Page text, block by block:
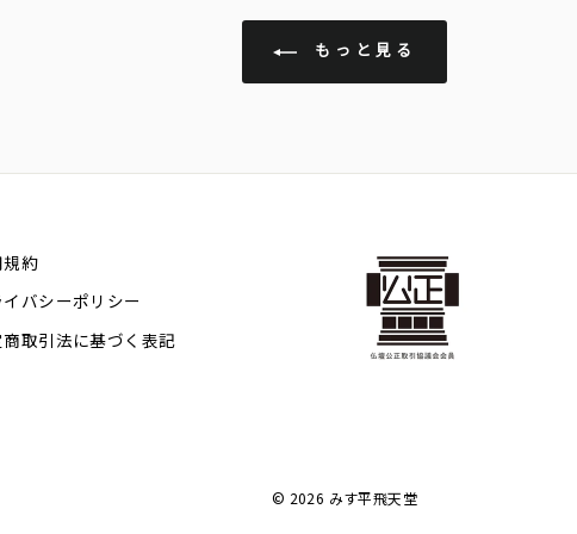
もっと見る
規約
イバシーポリシー
取引法に基づく表記
© 2026 みす平飛天堂